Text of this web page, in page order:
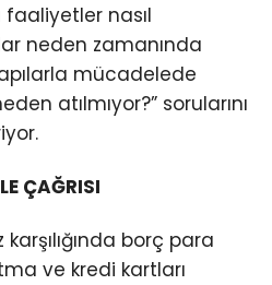
faaliyetler nasıl
neden zamanında
mücadelede
atılmıyor?” sorularını
ÇAĞRISI
borç para
ve kredi kartları